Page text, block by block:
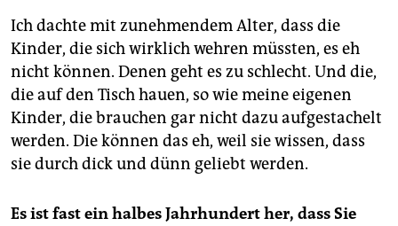
Ich dachte mit zunehmendem Alter, dass die
Kinder, die sich wirklich wehren müssten, es eh
nicht können. Denen geht es zu schlecht. Und die,
die auf den Tisch hauen, so wie meine eigenen
Kinder, die brauchen gar nicht dazu aufgestachelt
werden. Die können das eh, weil sie wissen, dass
sie durch dick und dünn geliebt werden.
Es ist fast ein halbes Jahrhundert her, dass Sie